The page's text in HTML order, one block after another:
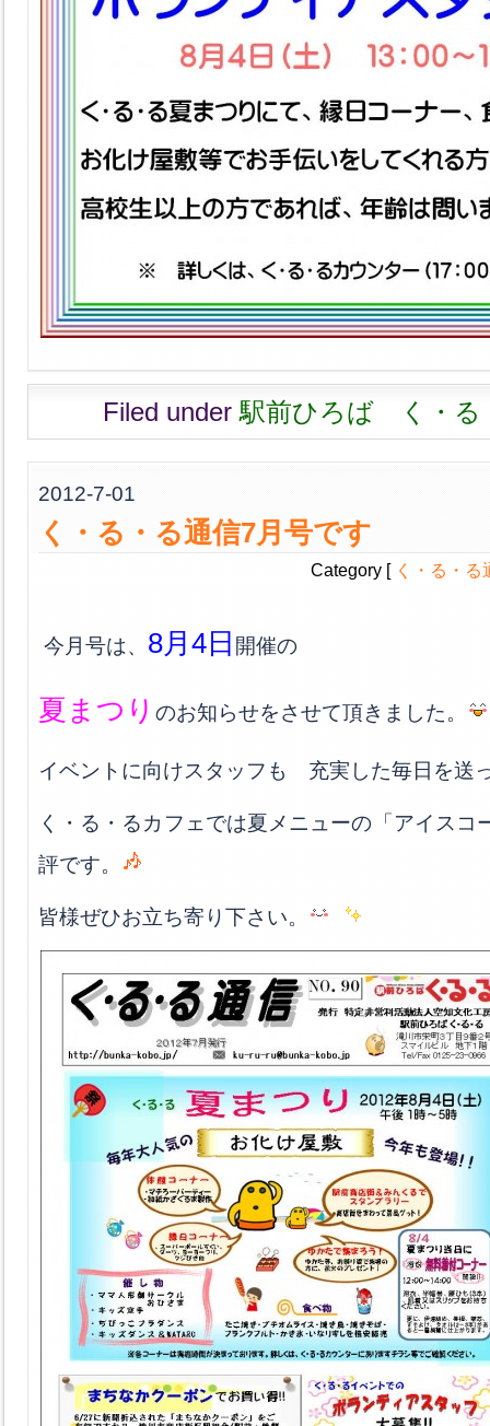
Filed under駅前ひろば く・る
2012-7-01
く・る・る通信7月号です
Category [ く・る・る
今月号は、 8月4日 開催の
夏まつり のお知らせをさせて頂きました。
イベントに向けスタッフも 充実した毎日を送
く・る・るカフェでは夏メニューの「アイスコ
評です。
皆様ぜひお立ち寄り下さい。